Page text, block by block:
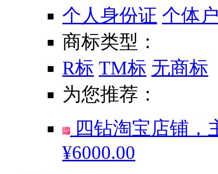
个人身份证 个体
商标类型：
R标 TM标 无商标
为您推荐：
四钻淘宝店铺，
¥6000.00